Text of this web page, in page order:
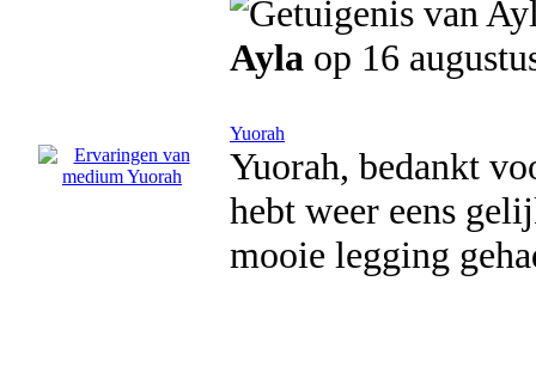
Ayla op 16
Yuorah
Yuorah, bedankt
hebt weer eens
mooie legging